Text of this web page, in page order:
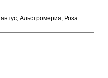
Альстромерия, Роза